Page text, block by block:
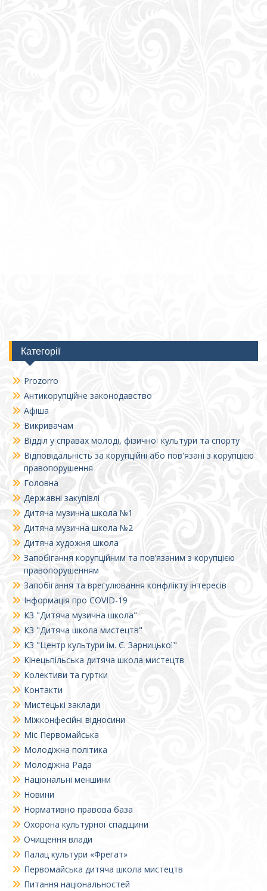
Категорії
Prozorro
Антикорупційне законодавство
Афіша
Викривачам
Відділ у справах молоді, фізичної культури та спорту
Відповідальність за корупційні або пов'язані з корупцією
правопорушення
Головна
Державні закупівлі
Дитяча музична школа №1
Дитяча музична школа №2
Дитяча художня школа
Запобігання корупційним та пов’язаним з корупцією
правопорушенням
Запобігання та врегулювання конфлікту інтересів
Інформація про COVID-19
КЗ "Дитяча музична школа"
КЗ "Дитяча школа мистецтв"
КЗ "Центр культури ім. Є. Зарницької"
Кінецьпільська дитяча школа мистецтв
Колективи та гуртки
Контакти
Мистецькі заклади
Міжконфесійні відносини
Міс Первомайська
Молодіжна політика
Молодіжна Рада
Національні меншини
Новини
Нормативно правова база
Охорона культурної спадщини
Очищення влади
Палац культури «Фрегат»
Первомайська дитяча школа мистецтв
Питання національностей